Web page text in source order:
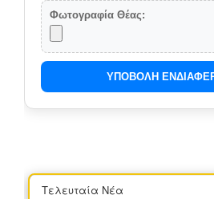
Φωτογραφία Θέας:
ΥΠΟΒΟΛΗ
Τελευταία Νέα